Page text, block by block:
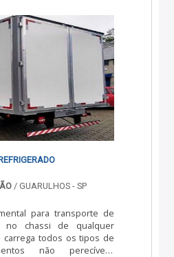
de vedação são essenciais
SER USADO PARA
para manter a integridade de
o transporte.
/ GUARULHOS - SP
para transporte de
no chassi de qualquer
carrega todos os tipos de
não perecíveis,